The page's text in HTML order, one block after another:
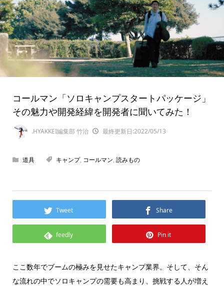
コールマン「ソロキャンプスタートパッケージ」
その魅力や開発経緯を開発者に聞いてみた！
.HYAKKEI編集部 竹治 最終更新日:2022/05/13
道具 キャンプ, コールマン, 読みもの
Tweet Share
feedly Pin it
ここ数年でブームの極みを見せたキャンプ業界。そして、そん
な流れの中でソロキャンプの需要も高まり、挑戦する人が増え